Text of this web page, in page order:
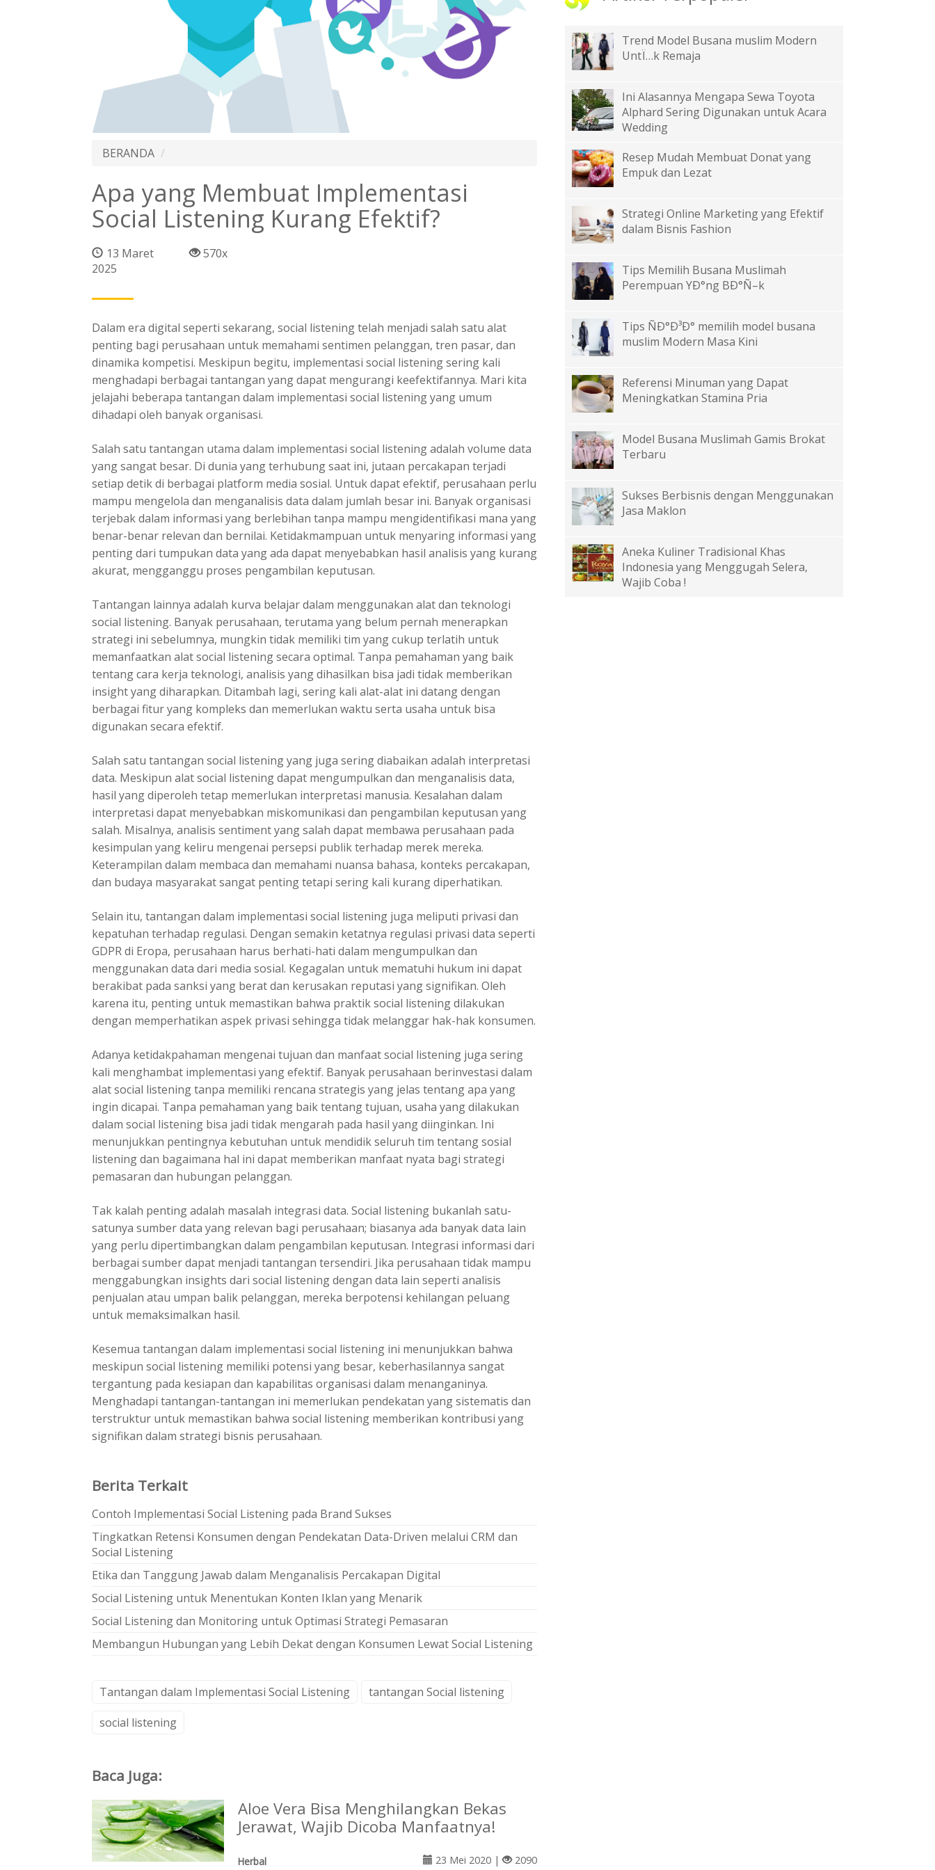
BERANDA
Apa yang Membuat Implementasi
Social Listening Kurang Efektif?
13 Maret
2025
570x
Dalam era digital seperti sekarang, social listening telah menjadi salah satu alat
penting bagi perusahaan untuk memahami sentimen pelanggan, tren pasar, dan
dinamika kompetisi. Meskipun begitu, implementasi social listening sering kali
menghadapi berbagai tantangan yang dapat mengurangi keefektifannya. Mari kita
jelajahi beberapa tantangan dalam implementasi social listening yang umum
dihadapi oleh banyak organisasi.
Salah satu tantangan utama dalam implementasi social listeningadalah volume data
yang sangat besar. Di dunia yang terhubung saat ini, jutaan percakapan terjadi
setiap detik di berbagai platform media sosial. Untuk dapat efektif, perusahaan perlu
mampu mengelola dan menganalisis data dalam jumlah besar ini. Banyak organisasi
terjebak dalam informasi yang berlebihan tanpa mampu mengidentifikasi mana yang
benar-benar relevan dan bernilai. Ketidakmampuan untuk menyaring informasi yang
penting dari tumpukan data yang ada dapat menyebabkan hasil analisis yang kurang
akurat, mengganggu proses pengambilan keputusan.
Tantangan lainnya adalah kurva belajar dalam menggunakan alat dan teknologi
social listening. Banyak perusahaan, terutama yang belum pernah menerapkan
strategi ini sebelumnya, mungkin tidak memiliki tim yang cukup terlatih untuk
memanfaatkan alat social listening secara optimal. Tanpa pemahaman yang baik
tentang cara kerja teknologi, analisis yang dihasilkan bisa jadi tidak memberikan
insight yang diharapkan. Ditambah lagi, sering kali alat-alat ini datang dengan
berbagai fitur yang kompleks dan memerlukan waktu serta usaha untuk bisa
digunakan secara efektif.
Salah satu tantangan social listening yang juga sering diabaikan adalah interpretasi
data. Meskipun alat social listening dapat mengumpulkan dan menganalisis data,
hasil yang diperoleh tetap memerlukan interpretasi manusia. Kesalahan dalam
interpretasi dapat menyebabkan miskomunikasi dan pengambilan keputusan yang
salah. Misalnya, analisis sentiment yang salah dapat membawa perusahaan pada
kesimpulan yang keliru mengenai persepsi publik terhadap merek mereka.
Keterampilan dalam membaca dan memahami nuansa bahasa, konteks percakapan,
dan budaya masyarakat sangat penting tetapi sering kali kurang diperhatikan.
Selain itu, tantangan dalam implementasi social listening juga meliputi privasi dan
kepatuhan terhadap regulasi. Dengan semakin ketatnya regulasi privasi data seperti
GDPR di Eropa, perusahaan harus berhati-hati dalam mengumpulkan dan
menggunakan data dari media sosial. Kegagalan untuk mematuhi hukum ini dapat
berakibat pada sanksi yang berat dan kerusakan reputasi yang signifikan. Oleh
karena itu, penting untuk memastikan bahwa praktik social listening dilakukan
dengan memperhatikan aspek privasi sehingga tidak melanggar hak-hak konsumen.
Adanya ketidakpahaman mengenai tujuan dan manfaat social listening juga sering
kali menghambat implementasi yang efektif. Banyak perusahaan berinvestasi dalam
alat social listening tanpa memiliki rencana strategis yang jelas tentang apa yang
ingin dicapai. Tanpa pemahaman yang baik tentang tujuan, usaha yang dilakukan
dalam social listening bisa jadi tidak mengarah pada hasil yang diinginkan. Ini
menunjukkan pentingnya kebutuhan untuk mendidik seluruh tim tentang sosial
listening dan bagaimana hal ini dapat memberikan manfaat nyata bagi strategi
pemasaran dan hubungan pelanggan.
Tak kalah penting adalah masalah integrasi data. Social listening bukanlah satu-
satunya sumber data yang relevan bagi perusahaan; biasanya ada banyak data lain
yang perlu dipertimbangkan dalam pengambilan keputusan. Integrasi informasi dari
berbagai sumber dapat menjadi tantangan tersendiri. Jika perusahaan tidak mampu
menggabungkan insights dari social listening dengan data lain seperti analisis
penjualan atau umpan balik pelanggan, mereka berpotensi kehilangan peluang
untuk memaksimalkan hasil.
Kesemua tantangan dalam implementasi social listening ini menunjukkan bahwa
meskipun social listening memiliki potensi yang besar, keberhasilannya sangat
tergantung pada kesiapan dan kapabilitas organisasi dalam menanganinya.
Menghadapi tantangan-tantangan ini memerlukan pendekatan yang sistematis dan
terstruktur untuk memastikan bahwa social listening memberikan kontribusi yang
signifikan dalam strategi bisnis perusahaan.
Berita Terkait
Contoh Implementasi Social Listening pada Brand Sukses
Tingkatkan Retensi Konsumen dengan Pendekatan Data-Driven melalui CRM dan
Social Listening
Etika dan Tanggung Jawab dalam Menganalisis Percakapan Digital
Social Listening untuk Menentukan Konten Iklan yang Menarik
Social Listening dan Monitoring untuk Optimasi Strategi Pemasaran
Membangun Hubungan yang Lebih Dekat dengan Konsumen Lewat Social Listening
Tantangan dalam Implementasi Social Listening
tantangan Social listening
social listening
Baca Juga:
Aloe Vera Bisa Menghilangkan Bekas
Jerawat, Wajib Dicoba Manfaatnya!
Herbal 23 Mei 2020 | 2090
Trend Model Busana muslim Modern
UntÏ…k Remaja
Ini Alasannya Mengapa Sewa Toyota
Alphard Sering Digunakan untuk Acara
Wedding
Resep Mudah Membuat Donat yang
Empuk dan Lezat
Strategi Online Marketing yang Efektif
dalam Bisnis Fashion
Tips Memilih Busana Muslimah
Perempuan YÐ°ng BÐ°Ñ–k
Tips ÑÐ°Ð³Ð° memilih model busana
muslim Modern Masa Kini
Referensi Minuman yang Dapat
Meningkatkan Stamina Pria
Model Busana Muslimah Gamis Brokat
Terbaru
Sukses Berbisnis dengan Menggunakan
Jasa Maklon
Aneka Kuliner Tradisional Khas
Indonesia yang Menggugah Selera,
Wajib Coba !